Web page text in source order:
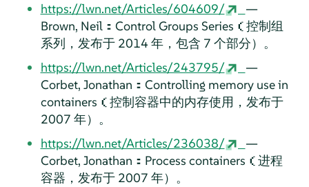
https://lwn.net/Articles/604609/
—
Brown, Neil：Control Groups Series（控制组
系列，发布于 2014 年，包含 7 个部分）。
https://lwn.net/Articles/243795/
—
Corbet, Jonathan：Controlling memory use in
containers（控制容器中的内存使用，发布于
2007 年）。
https://lwn.net/Articles/236038/
—
Corbet, Jonathan：Process containers（进程
容器，发布于 2007 年）。